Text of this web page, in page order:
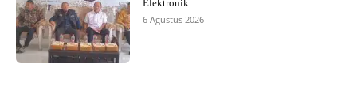
Elektronik
6 Agustus 2026